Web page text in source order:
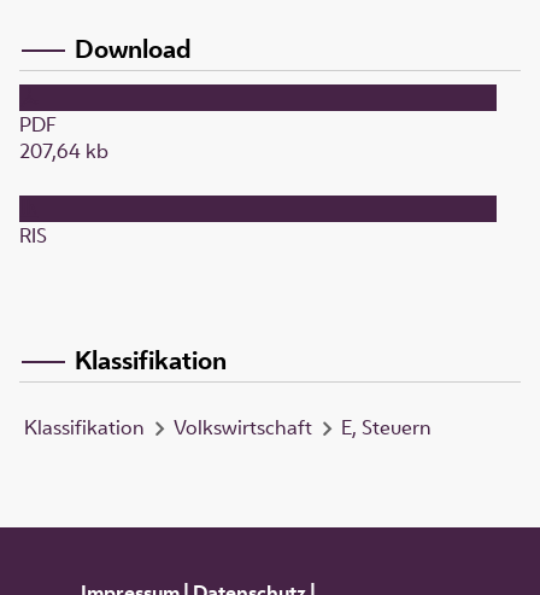
Download
PDF
207,64 kb
RIS
Klassifikation
Klassifikation Volkswirtschaft E, Steuern